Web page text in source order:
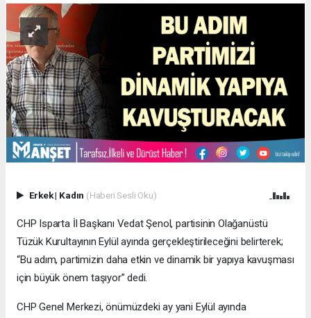
Erkek| Kadın (Haberi Sesli Oku)
CHP Isparta İl Başkanı Vedat Şenol, partisinin Olağanüstü
Tüzük Kurultayının Eylül ayında gerçekleştirileceğini belirterek;
“Bu adım, partimizin daha etkin ve dinamik bir yapıya kavuşması
için büyük önem taşıyor” dedi.
CHP Genel Merkezi, önümüzdeki ay yani Eylül ayında